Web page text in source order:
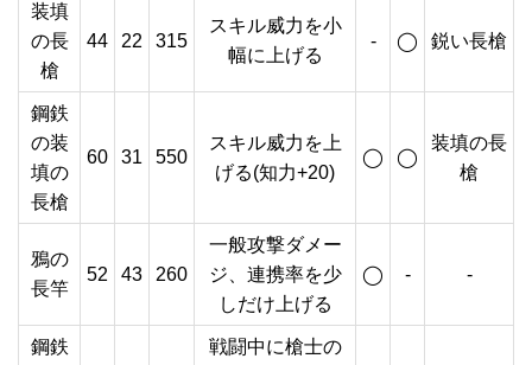
装填
の長
槍
44 22 315
スキル威力を小
幅に上げる
- ◯ 鋭い長槍
鋼鉄
の装
填の
長槍
60 31 550
スキル威力を上
げる(知力+20)
◯ ◯
装填の長
槍
鴉の
長竿
52 43 260
一般攻撃ダメー
ジ、連携率を少
しだけ上げる
◯ - -
鋼鉄
戦闘中に槍士の